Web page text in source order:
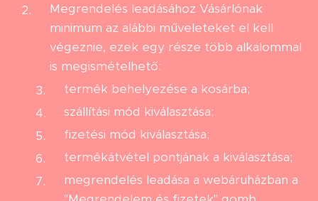
Megrendelés leadásához Vásárlónak
minimum az alábbi műveleteket el kell
végeznie, ezek egy része több alkalommal
is megismételhető:
termék behelyezése a kosárba;
szállítási mód kiválasztása;
fizetési mód kiválasztása;
termékátvétel pontjának a kiválasztása;
megrendelés leadása a webáruházban a